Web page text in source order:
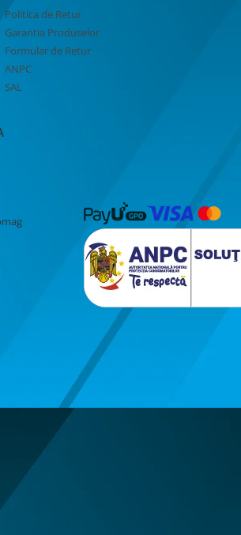
Politica de Retur
Garantia Produselor
Formular de Retur
ANPC
SAL